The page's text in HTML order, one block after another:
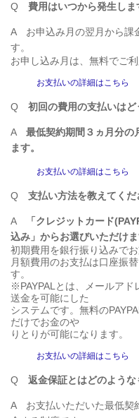
Q 費用はいつから発生しま
A お申込み月の翌月から課
す。
お申し込み月は、無料でご利
お支払いの詳細はこちら
Q 初回の費用の支払いは
A 最低契約期間３ヵ月分の
ます。
お支払いの詳細はこちら
Q 支払い方法を教えてくだ
A
「クレジットカード
込み」からお選びいただけま
初期費用を銀行振り込みで
月額費用のお支払は口座振
す。
※PAYPALとは、メールアド
送金を可能にした
システムです。無料の
だけでお金のや
りとりが可能になります。
お支払いの詳細はこちら
Q 返金保証とはどのような
A お支払いただいた最低契